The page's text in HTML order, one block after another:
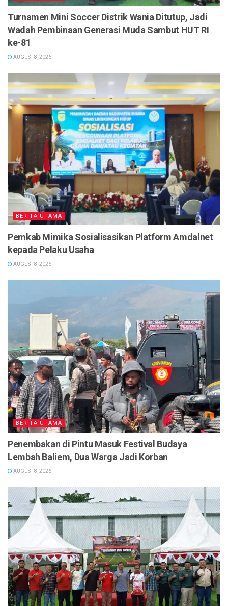
Turnamen Mini Soccer Distrik Wania Ditutup, Jadi
Wadah Pembinaan Generasi Muda Sambut HUT RI
ke-81
AUGUST 8, 2026
BERITA UTAMA
Pemkab Mimika Sosialisasikan Platform Amdalnet
kepada Pelaku Usaha
AUGUST 8, 2026
BERITA UTAMA
Penembakan di Pintu Masuk Festival Budaya
Lembah Baliem, Dua Warga Jadi Korban
AUGUST 8, 2026